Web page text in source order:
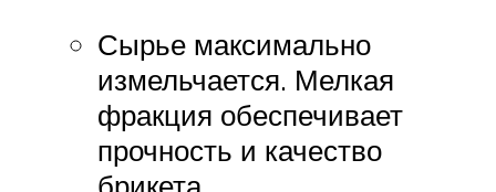
Сырье максимально
измельчается. Мелкая
фракция обеспечивает
прочность и качество